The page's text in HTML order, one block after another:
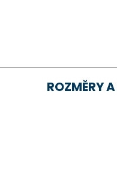
ROZMĚRY